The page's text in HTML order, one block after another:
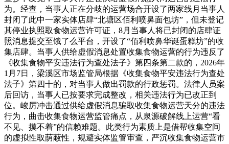
为。经查，当事人正在分歧的运营场合开设了两家线月当事人
封闭了此中一家实体店肆“北塘区佰利喷鼻面包坊”，但未登记
其停业执照取食物运营许可证，8月当事人将已封闭的店肆证
照消息提交至饿了么平台，开设了“佰利喷鼻华诞蛋糕坊”的收
集店肆。当事人供给虚假消息处置收集食物运营的行为违反了
《收集食物平安违法行为查处法子》第四条第二款的，2026年
1月7日，梁溪区市场监管局根据《收集食物平安违法行为查处
法子》第四十的，对当事人做出罚款的行政惩罚。法律人员案
后回访，当事人已按要求完成整改，相关违法行为已改正到
位。峻厉冲击通过供给虚假消息骗取收集食物运营天分的违法
行为，曲击收集食物运营监管痛点，从泉源破解线上运营“看
不见、摸不着”的信赖难题。此类行为素质上是借帮收集空间
的虚拟性取荫蔽性，规避实体监管审查，严沉收集食物运营市